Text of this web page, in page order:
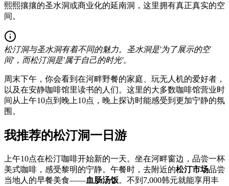
熙熙攘攘的圣水洞或商业化的延南洞，这里拥有真正真实的空
间。
松汀洞与圣水洞有着不同的魅力。圣水洞是'为了展示的空
间'，而松汀洞是'属于自己的时光'。
周末下午，你会看到在河畔野餐的家庭、玩无人机的爱好者，
以及在安静咖啡馆里读书的人们。这里的大多数咖啡馆营业时
间从上午10点到晚上10点，晚上探访时能感受到更加宁静的氛
围。
我推荐的松汀洞一日游
上午10点在松汀咖啡开始新的一天。坐在河畔窗边，品尝一杯
美式咖啡，感受黎明的宁静。午餐时，去附近的松汀市场品尝
当地人的早餐美食——血肠汤饭。不到7,000韩元就能享用丰